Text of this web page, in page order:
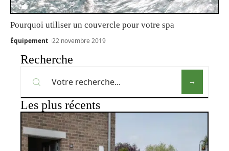
Pourquoi utiliser un couvercle pour votre spa
Équipement 22 novembre 2019
Recherche
Les plus récents